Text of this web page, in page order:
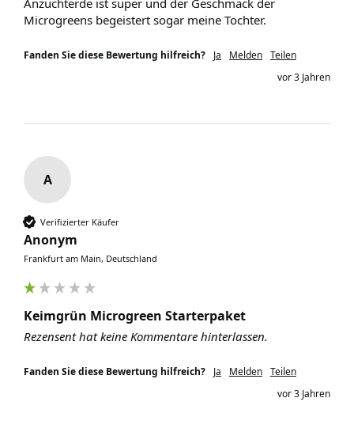
Anzuchterde ist super und der Geschmack der
Microgreens begeistert sogar meine Tochter.
Fanden Sie diese Bewertung hilfreich? Ja Melden Teilen
vor 3 Jahren
A
Verifizierter Käufer
Anonym
Frankfurt am Main, Deutschland
Keimgrün Microgreen Starterpaket
Rezensent hat keine Kommentare hinterlassen.
Fanden Sie diese Bewertung hilfreich? Ja Melden Teilen
vor 3 Jahren